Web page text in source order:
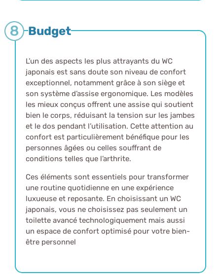
Budget
L’un des aspects les plus attrayants du WC
japonais est sans doute son niveau de confort
exceptionnel, notamment grâce à son siège et
son système d’assise ergonomique. Les modèles
les mieux conçus offrent une assise qui soutient
bien le corps, réduisant la tension sur les jambes
et le dos pendant l’utilisation. Cette attention au
confort est particulièrement bénéfique pour les
personnes âgées ou celles souffrant de
conditions telles que l’arthrite.
Ces éléments sont essentiels pour transformer
une routine quotidienne en une expérience
luxueuse et reposante. En choisissant un WC
japonais, vous ne choisissez pas seulement un
toilette avancé technologiquement mais aussi
un espace de confort optimisé pour votre bien-
être personnel